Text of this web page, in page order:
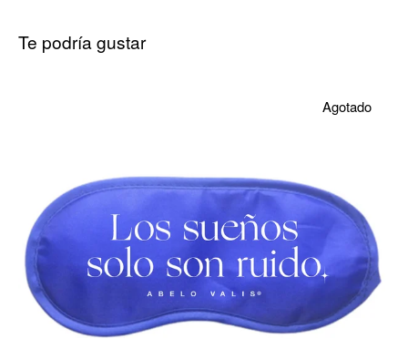
Te podría gustar
Agotado